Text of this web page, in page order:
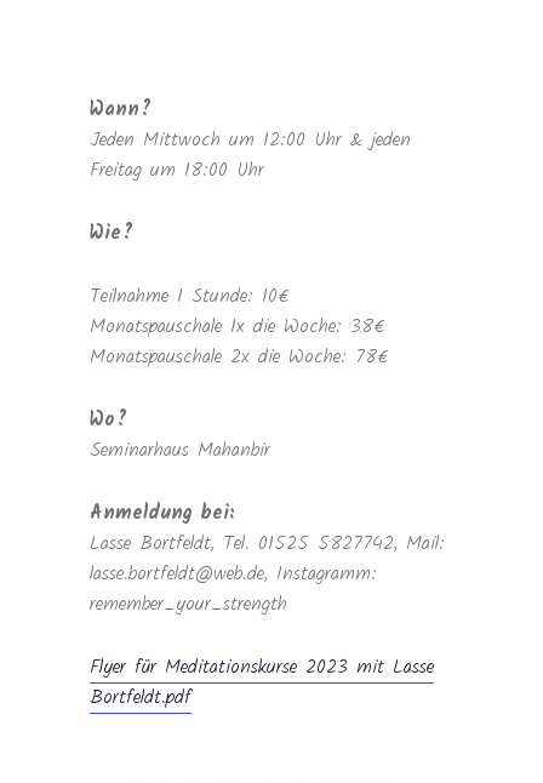
Wann?
Jeden Mittwoch um 12:00 Uhr & jeden
Freitag um 18:00 Uhr
Wie?
Teilnahme 1 Stunde: 10€
Monatspauschale 1x die Woche: 38€
Monatspauschale 2x die Woche: 78€
Wo?
Seminarhaus Mahanbir
Anmeldung bei:
Lasse Bortfeldt, Tel. 01525 5827742, Mail:
lasse.bortfeldt@web.de, Instagramm:
remember_your_strength
Flyer für Meditationskurse 2023 mit Lasse
Bortfeldt.pdf